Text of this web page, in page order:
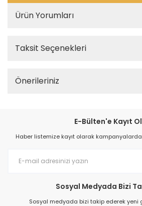
Ürün Yorumları
Taksit Seçenekleri
Önerileriniz
E-Bülten'e Kayıt
Haber listemize kayıt olarak
Sosyal Medyada Bizi
Sosyal medyada bizi takip ederek yeni